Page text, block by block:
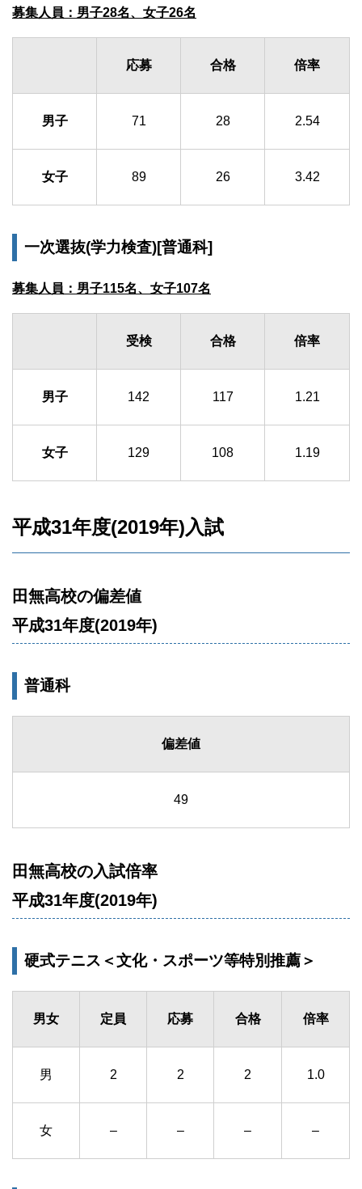
募集人員：男子28名、女子26名
応募 合格 倍率
男子 71 28 2.54
女子 89 26 3.42
一次選抜(学力検査)[普通科]
募集人員：男子115名、女子107名
受検 合格 倍率
男子 142 117 1.21
女子 129 108 1.19
平成31年度(2019年)入試
田無高校の偏差値
平成31年度(2019年)
普通科
偏差値
49
田無高校の入試倍率
平成31年度(2019年)
硬式テニス＜文化・スポーツ等特別推薦＞
男女 定員 応募 合格 倍率
男 2 2 2 1.0
女 – – – –